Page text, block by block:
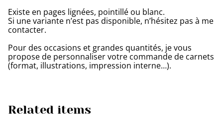
Existe en pages lignées, pointillé ou blanc.
Si une variante n’est pas disponible, n’hésitez pas à me
contacter.
Pour des occasions et grandes quantités, je vous
propose de personnaliser votre commande de carnets
(format, illustrations, impression interne…).
Related items